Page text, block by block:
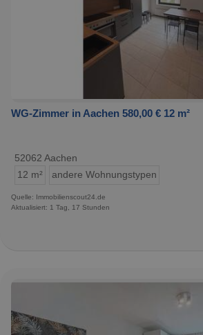
WG-Zimmer in Aachen 580,00 € 12 m²
52062 Aachen
12 m²
andere Wohnungstypen
Quelle: Immobilienscout24.de
Aktualisiert: 1 Tag, 17 Stunden